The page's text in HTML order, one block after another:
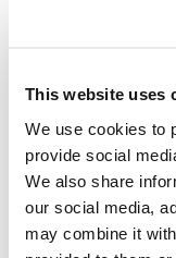
This website uses
We use cookies to
provide social
We also share
our social media,
may combine it
Ajuste de Biografía y
Asimismo, ten en
caído en la trampa de